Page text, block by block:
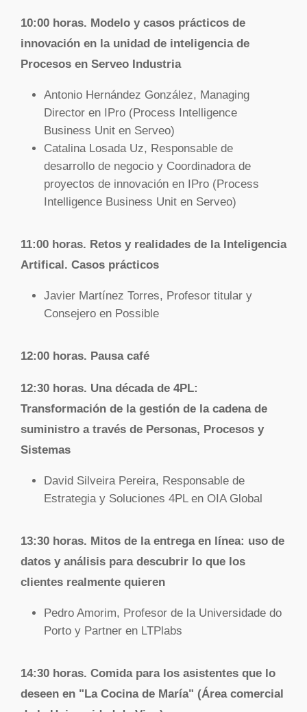
10:00 horas. Modelo y casos prácticos de
innovación en la unidad de inteligencia de
Procesos en Serveo Industria
Antonio Hernández González, Managing
Director en IPro (Process Intelligence
Business Unit en Serveo)
Catalina Losada Uz, Responsable de
desarrollo de negocio y Coordinadora de
proyectos de innovación en IPro (Process
Intelligence Business Unit en Serveo)
11:00 horas. Retos y realidades de la Inteligencia
Artifical. Casos prácticos
Javier Martínez Torres, Profesor titular y
Consejero en Possible
12:00 horas. Pausa café
12:30 horas. Una década de 4PL:
Transformación de la gestión de la cadena de
suministro a través de Personas, Procesos y
Sistemas
David Silveira Pereira, Responsable de
Estrategia y Soluciones 4PL en OIA Global
13:30 horas. Mitos de la entrega en línea: uso de
datos y análisis para descubrir lo que los
clientes realmente quieren
Pedro Amorim, Profesor de la Universidade do
Porto y Partner en LTPlabs
14:30 horas. Comida para los asistentes que lo
deseen en "La Cocina de María" (Área comercial